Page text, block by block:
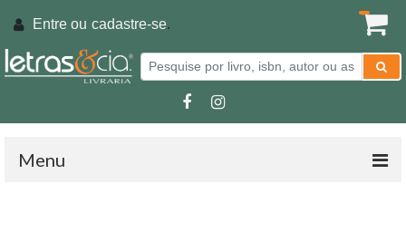
Entre ou cadastre-se.
Menu